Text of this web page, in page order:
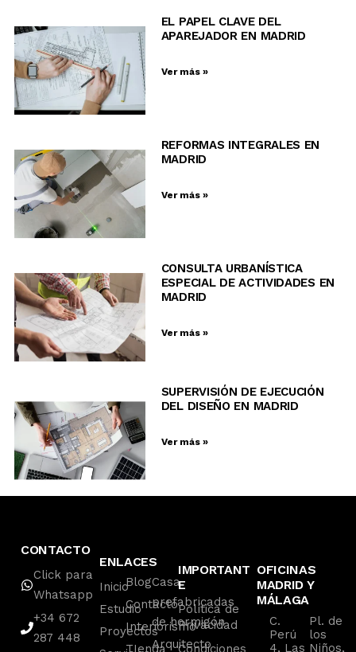
EL PAPEL CLAVE DEL
APAREJADOR EN MADRID
Ver más »
REFORMAS INTEGRALES EN
MADRID
Ver más »
CONSULTA URBANÍSTICA
ESPECIAL DE ACTIVIDADES EN
MADRID
Ver más »
SUPERVISIÓN DE EJECUCIÓN
DEL DISEÑO EN MADRID
Ver más »
CONTACTO
Click para
Whatsapp
+34 672
287 448
ENLACES
Inicio
Estudio
Proyectos
Blog
Contacto
Interiorismo
TIenda
Casa
prefabricadas
de hormigón
Arquitecto
IMPORTANT
E
Política de
Privacidad
Condiciones
OFICINAS
MADRID Y
MÁLAGA
C.
Perú
4, Las
Pl. de
los
Niños,